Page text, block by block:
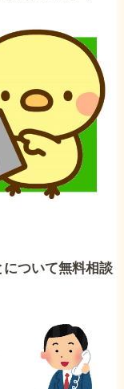
について無料相談